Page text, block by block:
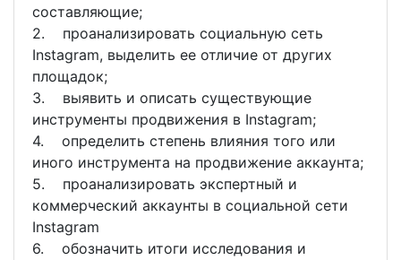
составляющие;
2. проанализировать социальную сеть
Instagram, выделить ее отличие от других
площадок;
3. выявить и описать существующие
инструменты продвижения в Instagram;
4. определить степень влияния того или
иного инструмента на продвижение аккаунта;
5. проанализировать экспертный и
коммерческий аккаунты в социальной сети
Instagram
6. обозначить итоги исследования и